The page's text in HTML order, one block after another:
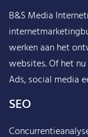
B&S Media
werken aan het
websites. Of het
Ads, social media
SEO